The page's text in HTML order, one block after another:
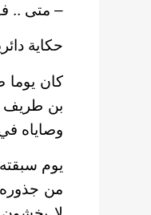
– متى ..
حكاية
كان يوما
بن طريف
وصاياه
يوم
من جذوره